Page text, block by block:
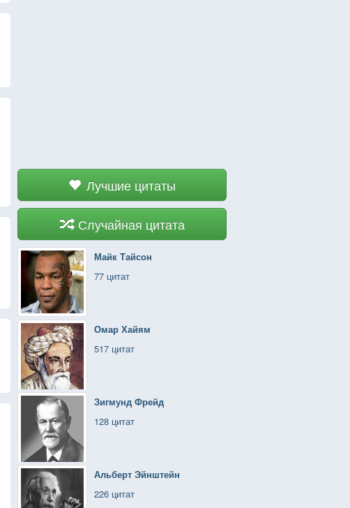
Лучшие цитаты
Случайная цитата
Майк Тайсон
77 цитат
Омар Хайям
517 цитат
Зигмунд Фрейд
128 цитат
Альберт Эйнштейн
226 цитат